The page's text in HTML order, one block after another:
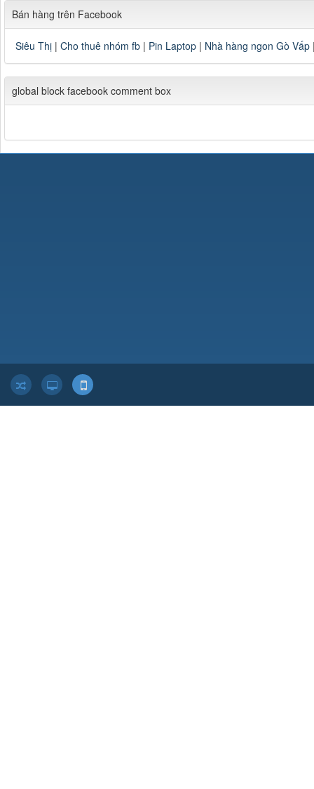
Bán hàng trên Facebook
Siêu Thị | Cho thuê nhóm fb | Pin Laptop | Nhà hàng ngon Gò Vấp
global block facebook comment box